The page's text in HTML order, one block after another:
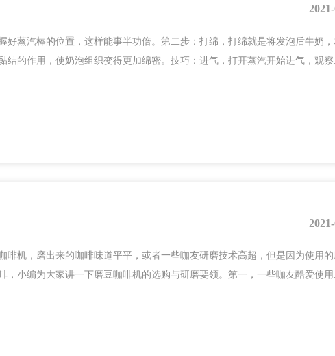
蒸汽棒的位置，这样能事半功倍。第二步：打绵，打绵就是将发泡后牛奶
的作用，使奶泡组织变得更加绵密。技巧：进气，打开蒸汽开始进气，观
机，磨出来的咖啡味道平平，或者一些咖友研磨技术高超，但是因为使用
小编为大家讲一下磨豆咖啡机的选购与研磨要领。第一，一些咖友酷爱使